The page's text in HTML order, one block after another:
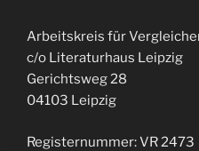
Arbeitskreis für
c/o Literaturhaus Leipzig
Gerichtsweg 28
04103 Leipzig
Registernummer: VR 2473